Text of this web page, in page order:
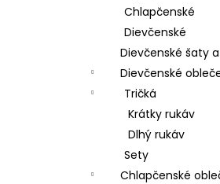
Chlapčenské
Dievčenské
Dievčenské šaty
Dievčenské
Tričká
Krátky rukáv
Dlhý rukáv
Sety
Chlapčenské